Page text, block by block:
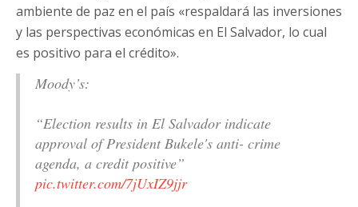
ambiente de paz en el país «respaldará las inversiones
y las perspectivas económicas en El Salvador, lo cual
es positivo para el crédito».
Moody’s:
“Election results in El Salvador indicate
approval of President Bukele's anti- crime
agenda, a credit positive”
pic.twitter.com/7jUxIZ9jjr